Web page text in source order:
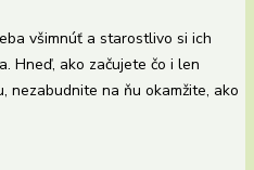
všimnúť a starostlivo si ich
Hneď, ako začujete čo i len
nezabudnite na ňu okamžite, ako